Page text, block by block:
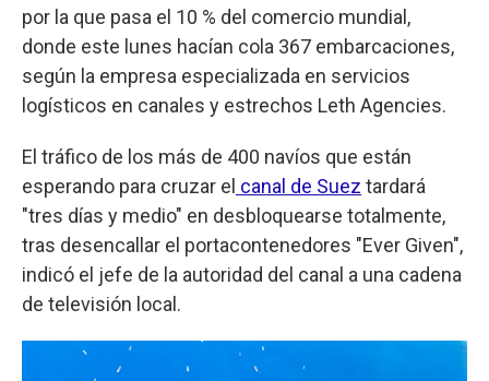
por la que pasa el 10 % del comercio mundial,
donde este lunes hacían cola 367 embarcaciones,
según la empresa especializada en servicios
logísticos en canales y estrechos Leth Agencies.
El tráfico de los más de 400 navíos que están
esperando para cruzar el canal de Suez tardará
"tres días y medio" en desbloquearse totalmente,
tras desencallar el portacontenedores "Ever Given",
indicó el jefe de la autoridad del canal a una cadena
de televisión local.